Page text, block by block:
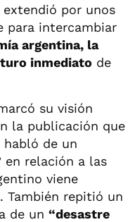
extendió por unos
para intercambiar
argentina, la
inmediato de
su visión
la publicación que
habló de un
en relación a las
viene
También repitió un
de un “desastre